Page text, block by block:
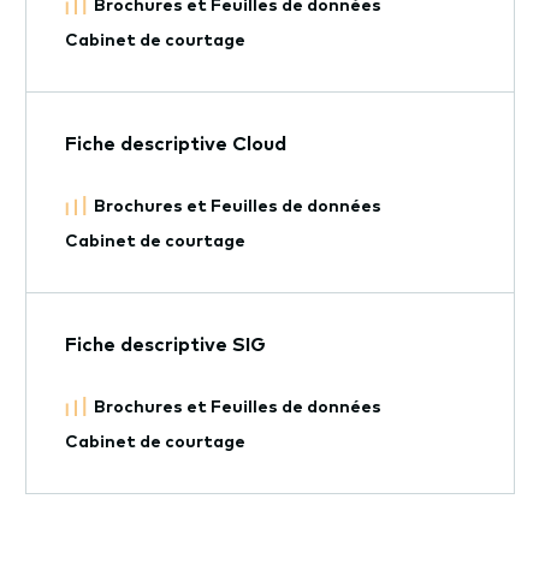
Brochures et Feuilles de données
Cabinet de courtage
Fiche descriptive Cloud
Brochures et Feuilles de données
Cabinet de courtage
Fiche descriptive SIG
Brochures et Feuilles de données
Cabinet de courtage